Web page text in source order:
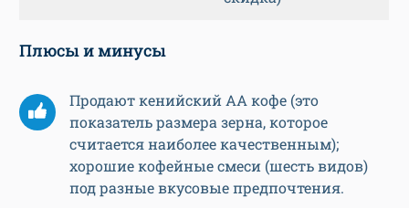
Плюсы и минусы
Продают кенийский AA кофе (это
показатель размера зерна, которое
считается наиболее качественным);
хорошие кофейные смеси (шесть видов)
под разные вкусовые предпочтения.